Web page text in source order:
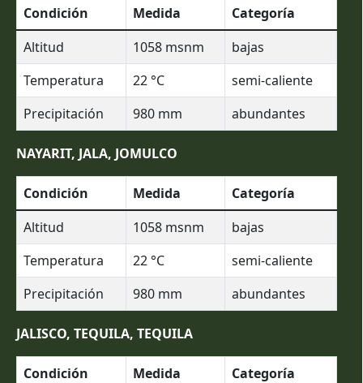
Condición Medida
Categoría
Altitud
1058 msnm
bajas
Temperatura
22 °C
semi-caliente
Precipitación
980 mm abundantes
NAYARIT, JALA, JOMULCO
Condición Medida
Categoría
Altitud
1058 msnm
bajas
Temperatura
22 °C
semi-caliente
Precipitación
980 mm abundantes
JALISCO, TEQUILA, TEQUILA
Condición Medida
Categoría